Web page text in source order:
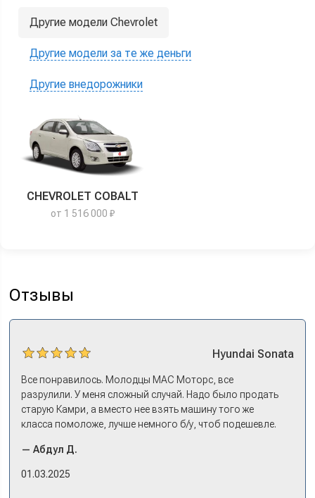
Другие модели Chevrolet
Другие модели за те же деньги
Другие внедорожники
CHEVROLET COBALT
от 1 516 000 ₽
Отзывы
Hyundai Sonata
Все понравилось. Молодцы МАС Моторс, все
разрулили. У меня сложный случай. Надо было продать
старую Камри, а вместо нее взять машину того же
класса помоложе, лучше немного б/у, чтоб подешевле.
либо самому всем этим заниматься – а работать когда?
Либо искать салон, где есть нормальный трейд-ин. И
— Абдул Д.
01.03.2025